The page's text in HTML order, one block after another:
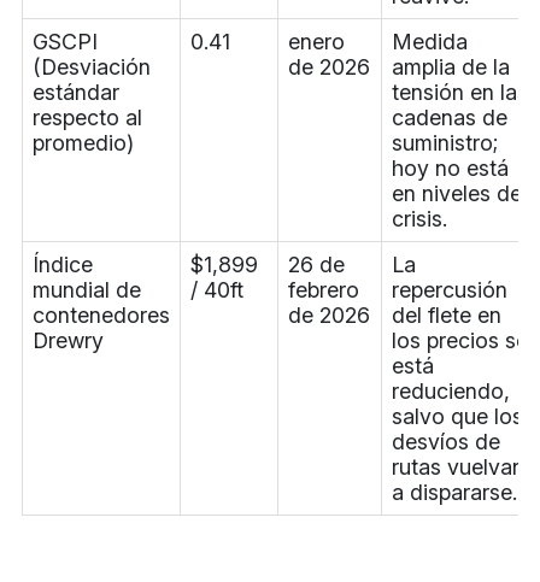
GSCPI
(Desviación
estándar
respecto al
promedio)
0.41
enero
de 2026
Medida
amplia de la
tensión en las
cadenas de
suministro;
hoy no está
en niveles de
crisis.
Índice
mundial de
contenedores
Drewry
$1,899
/ 40ft
26 de
febrero
de 2026
La
repercusión
del flete en
los precios se
está
reduciendo,
salvo que los
desvíos de
rutas vuelvan
a dispararse.